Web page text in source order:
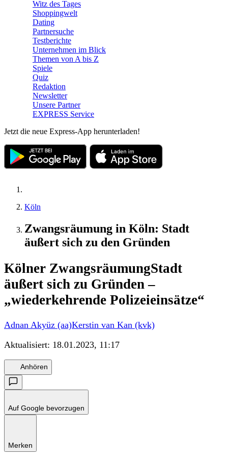
Witz des Tages
Shoppingwelt
Dating
Partnersuche
Testberichte
Unternehmen im Blick
Themen von A bis Z
Spiele
Quiz
Redaktion
Newsletter
Unsere Partner
EXPRESS Service
Jetzt die neue Express-App herunterladen!
Köln
Zwangsräumung in Köln: Stadt
äußert sich zu den Gründen
Kölner ZwangsräumungStadt
äußert sich zu Gründen –
„wiederkehrende Polizeieinsätze“
Adnan Akyüz (aa)Kerstin van Kan (kvk)
Aktualisiert: 18.01.2023, 11:17
Anhören
Auf Google bevorzugen
Merken